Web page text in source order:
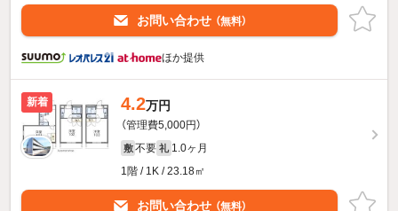
お問い合わせ （無料）
ほか提供
新着 4.2万円
（管理費5,000円）
敷 不要 礼 1.0ヶ月
1階 / 1K / 23.18㎡
お問い合わせ （無料）